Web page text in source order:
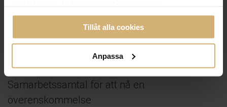
Tillåt alla cookies
Anpassa
VÅRDNADSTVISTER
Vad är samarbetssamtal?
Samarbetssamtal för att nå en
överenskommelse